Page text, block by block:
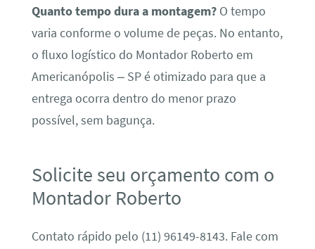
Quanto tempo dura a montagem?O tempo
varia conforme o volume de peças. No entanto,
o fluxo logístico do Montador Roberto em
Americanópolis – SP é otimizado para que a
entrega ocorra dentro do menor prazo
possível, sem bagunça.
Solicite seu orçamento com o
Montador Roberto
Contato rápido pelo (11) 96149-8143. Fale com